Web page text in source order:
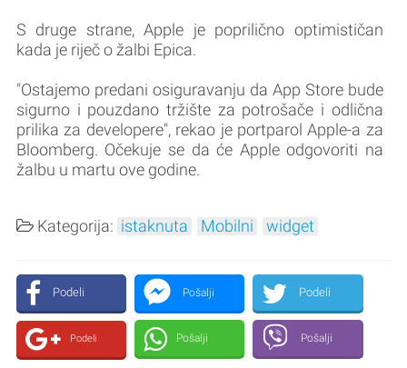
S druge strane, Apple je poprilično optimističan
kada je riječ o žalbi Epica.
"Ostajemo predani osiguravanju da App Store bude
sigurno i pouzdano tržište za potrošače i odlična
prilika za developere", rekao je portparol Apple-a za
Bloomberg. Očekuje se da će Apple odgovoriti na
žalbu u martu ove godine.
Kategorija: istaknuta Mobilni widget
Podeli Pošalji Podeli
Podeli Pošalji Pošalji